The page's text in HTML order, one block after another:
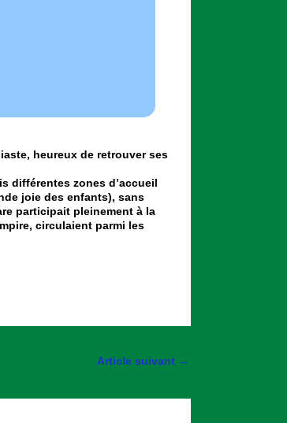
heureux de retrouver ses
différentes zones d’accueil
joie des enfants), sans
participait pleinement à la
circulaient parmi les
Article suivant →